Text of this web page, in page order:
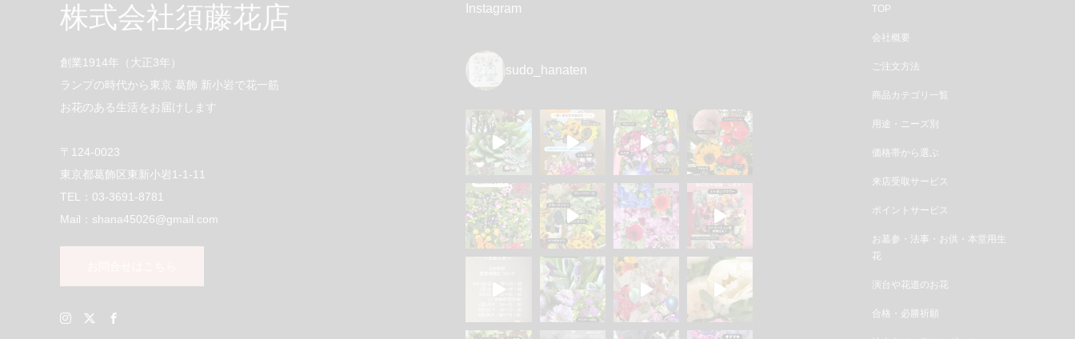
株式会社須藤花店
創業1914年（大正3年）
ランプの時代から東京 葛飾 新小岩で花一筋
お花のある生活をお届けします
〒124-0023
東京都葛飾区東新小岩1-1-11
TEL：03-3691-8781
Mail：shana45026@gmail.com
Instagram
sudo_hanaten
TOP
会社概要
ご注文方法
商品カテゴリ一覧
用途・ニーズ別
価格帯から選ぶ
来店受取サービス
ポイントサービス
お墓参・法事・お供・本堂用生
花
演台や花道のお花
合格・必勝祈願